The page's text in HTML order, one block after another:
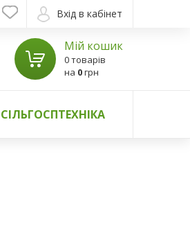
Вхід в кабінет
Мій кошик
0 товарів
на 0грн
СІЛЬГОСПТЕХНІКА